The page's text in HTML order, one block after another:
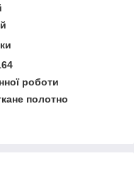
роботи
полотно